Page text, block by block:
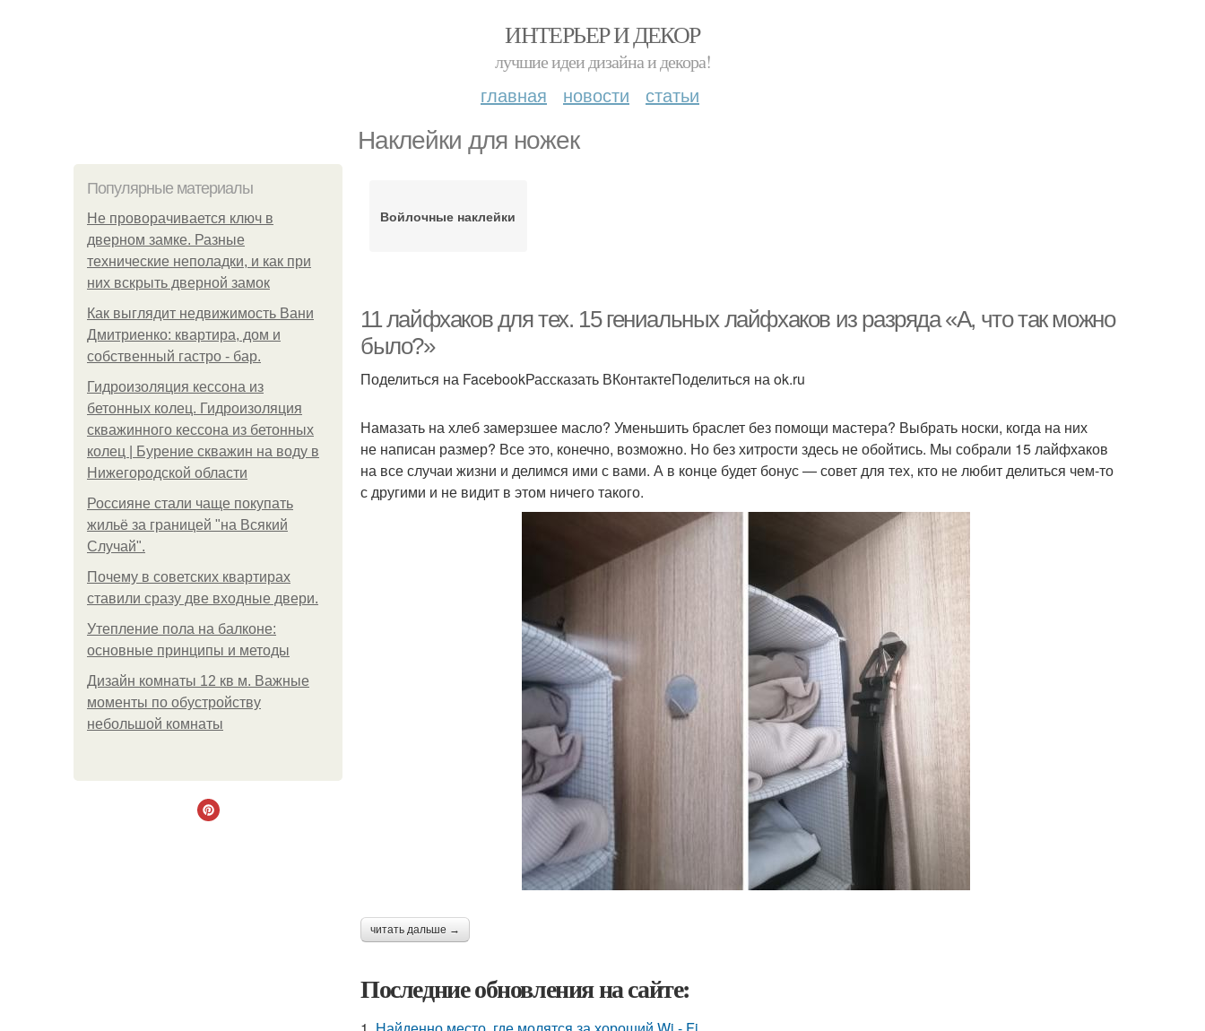
ИНТЕРЬЕР И ДЕКОР
лучшие идеи дизайна и декора!
главная новости статьи
Наклейки для ножек
Популярные материалы
Не проворачивается ключ в
дверном замке. Разные
технические неполадки, и как при
них вскрыть дверной замок
Как выглядит недвижимость Вани
Дмитриенко: квартира, дом и
собственный гастро - бар.
Гидроизоляция кессона из
бетонных колец. Гидроизоляция
скважинного кессона из бетонных
колец | Бурение скважин на воду в
Нижегородской области
Россияне стали чаще покупать
жильё за границей "на Всякий
Случай".
Почему в советских квартирах
ставили сразу две входные двери.
Утепление пола на балконе:
основные принципы и методы
Дизайн комнаты 12 кв м. Важные
моменты по обустройству
небольшой комнаты
Войлочные наклейки
11 лайфхаков для тех. 15 гениальных лайфхаков из разряда «А, что так можно
было?»
Поделиться на FacebookРассказать ВКонтактеПоделиться на ok.ru
Намазать на хлеб замерзшее масло? Уменьшить браслет без помощи мастера? Выбрать носки, когда на них
не написан размер? Все это, конечно, возможно. Но без хитрости здесь не обойтись. Мы собрали 15 лайфхаков
на все случаи жизни и делимся ими с вами. А в конце будет бонус — совет для тех, кто не любит делиться чем-то
с другими и не видит в этом ничего такого.
читать дальше →
Последние обновления на сайте: